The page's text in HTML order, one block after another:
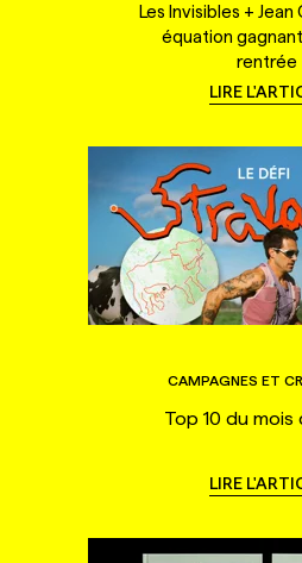
Les Invisibles + Jean
équation
rentrée
LIRE
CAMPAGNES ET
Top 10 du mois
LIRE